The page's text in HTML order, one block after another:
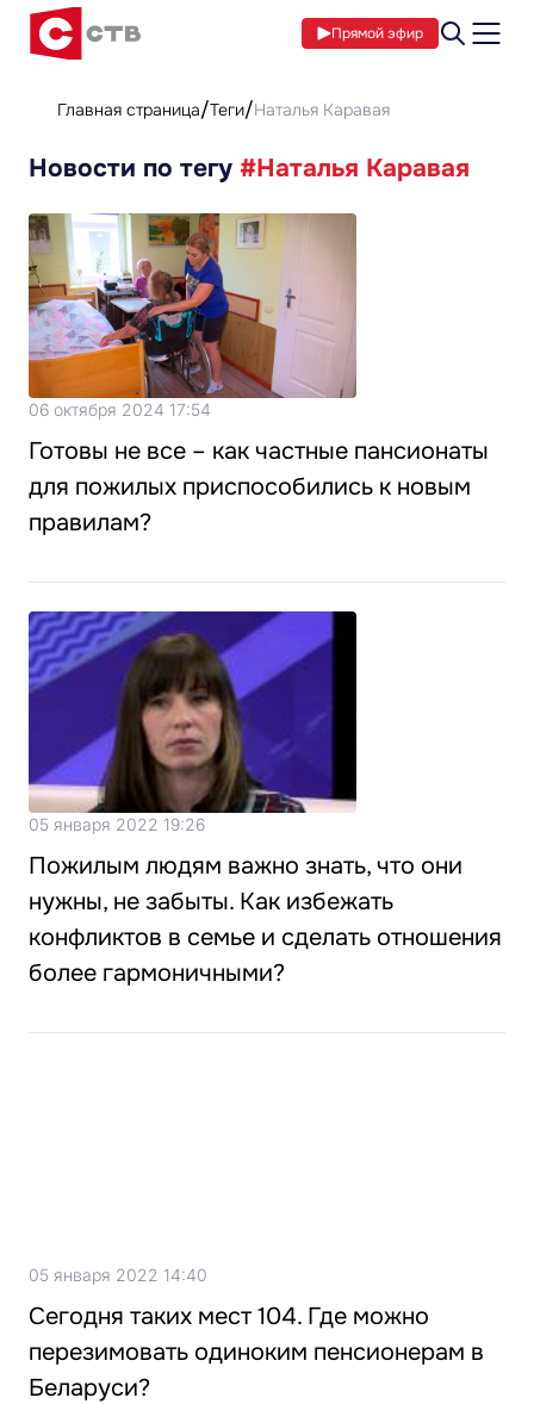
Прямой эфир
Главная страница Теги Наталья Каравая
Новости по тегу #Наталья Каравая
06 октября 2024 17:54
Готовы не все – как частные пансионаты
для пожилых приспособились к новым
правилам?
05 января 2022 19:26
Пожилым людям важно знать, что они
нужны, не забыты. Как избежать
конфликтов в семье и сделать отношения
более гармоничными?
05 января 2022 14:40
Сегодня таких мест 104. Где можно
перезимовать одиноким пенсионерам в
Беларуси?